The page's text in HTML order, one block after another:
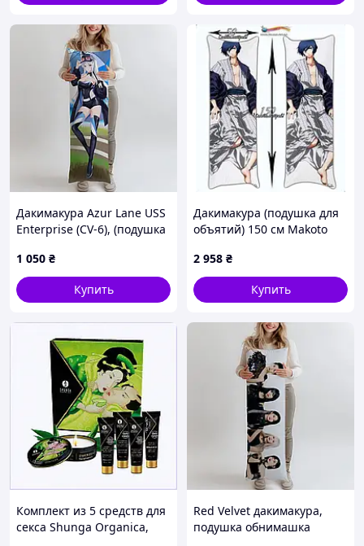
Дакимакура Azur Lane USS
Enterprise (CV-6), (подушка
лутшая с быстрой
доставкой по Украине
1 050 ₴
Купить
Дакимакура (подушка для
объятий) 150 см Makoto
2 958 ₴
Купить
Комплект из 5 средств для
секса Shunga Organica,
Red Velvet дакимакура,
подушка обнимашка